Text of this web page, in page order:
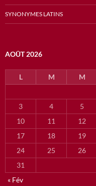
SYNONYMES LATINS
AOÛT 2026
L M M
3
4 5
10
11 12
17
18 19
24
25 26
31
« Fév